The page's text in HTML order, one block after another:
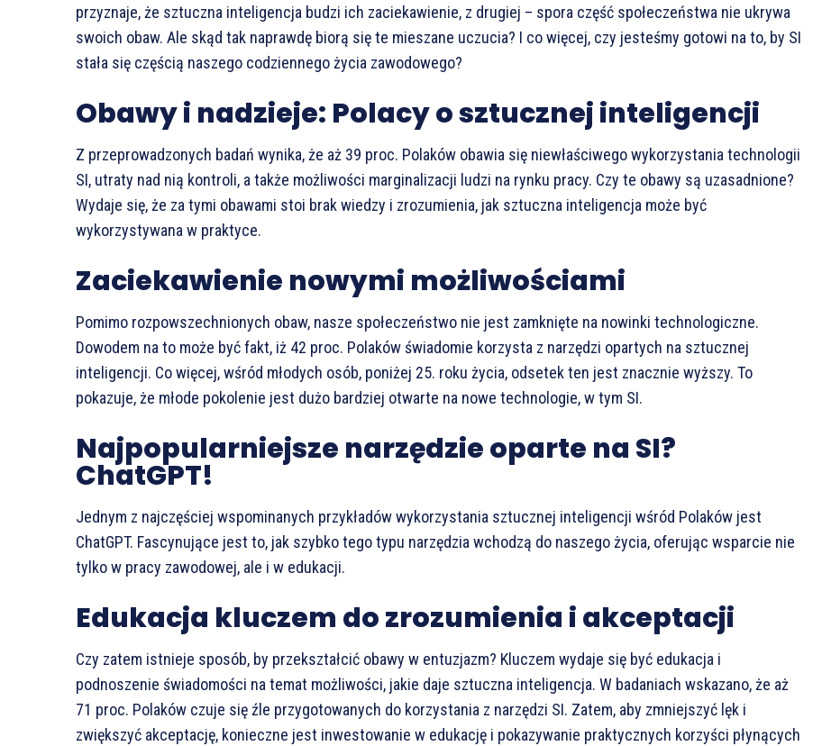
przyznaje, że sztuczna inteligencja budzi ich zaciekawienie, z drugiej – spora część społeczeństwa nie ukrywa
swoich obaw. Ale skąd tak naprawdę biorą się te mieszane uczucia? I co więcej, czy jesteśmy gotowi na to, by SI
stała się częścią naszego codziennego życia zawodowego?
Obawy i nadzieje: Polacy o sztucznej inteligencji
Z przeprowadzonych badań wynika, że aż 39 proc. Polaków obawia się niewłaściwego wykorzystania technologii
SI, utraty nad nią kontroli, a także możliwości marginalizacji ludzi na rynku pracy. Czy te obawy są uzasadnione?
Wydaje się, że za tymi obawami stoi brak wiedzy i zrozumienia, jak sztuczna inteligencja może być
wykorzystywana w praktyce.
Zaciekawienie nowymi możliwościami
Pomimo rozpowszechnionych obaw, nasze społeczeństwo nie jest zamknięte na nowinki technologiczne.
Dowodem na to może być fakt, iż 42 proc. Polaków świadomie korzysta z narzędzi opartych na sztucznej
inteligencji. Co więcej, wśród młodych osób, poniżej 25. roku życia, odsetek ten jest znacznie wyższy. To
pokazuje, że młode pokolenie jest dużo bardziej otwarte na nowe technologie, w tym SI.
Najpopularniejsze narzędzie oparte na SI?
ChatGPT!
Jednym z najczęściej wspominanych przykładów wykorzystania sztucznej inteligencji wśród Polaków jest
ChatGPT. Fascynujące jest to, jak szybko tego typu narzędzia wchodzą do naszego życia, oferując wsparcie nie
tylko w pracy zawodowej, ale i w edukacji.
Edukacja kluczem do zrozumienia i akceptacji
Czy zatem istnieje sposób, by przekształcić obawy w entuzjazm? Kluczem wydaje się być edukacja i
podnoszenie świadomości na temat możliwości, jakie daje sztuczna inteligencja. W badaniach wskazano, że aż
71 proc. Polaków czuje się źle przygotowanych do korzystania z narzędzi SI. Zatem, aby zmniejszyć lęk i
zwiększyć akceptację, konieczne jest inwestowanie w edukację i pokazywanie praktycznych korzyści płynących